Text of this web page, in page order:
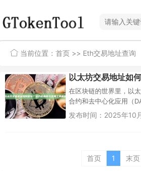
当前位置： 首页 >> Eth交易地址查询
在区块链的世界里，以
合约和去中心化应用（
数以百万计的交易。无
发布时间：2025年10
首页 1 末页